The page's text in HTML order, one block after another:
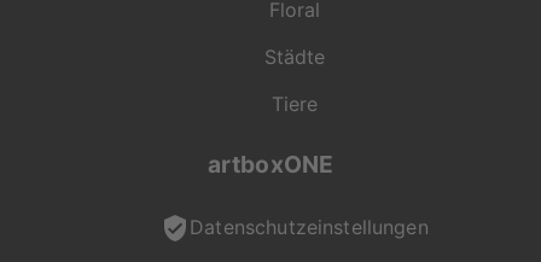
Floral
Städte
Tiere
artboxONE
Datenschutzeinstellungen